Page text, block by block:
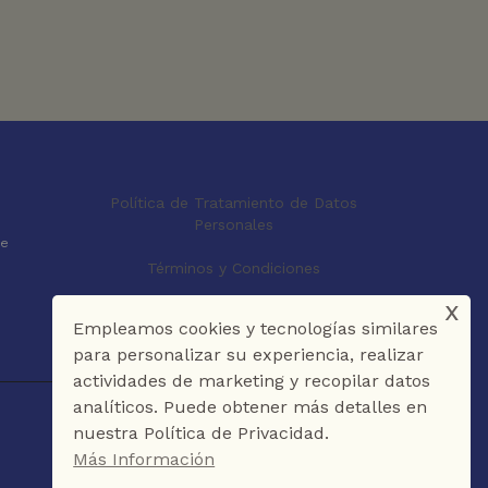
Política de Tratamiento de Datos
Personales
Términos y Condiciones
Empleamos cookies y tecnologías similares
para personalizar su experiencia, realizar
actividades de marketing y recopilar datos
analíticos. Puede obtener más detalles en
nuestra Política de Privacidad.
Más Información
x